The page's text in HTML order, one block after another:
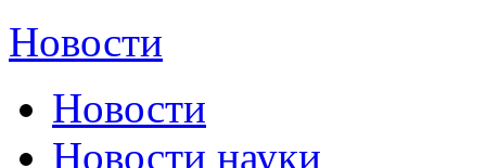
Новости
Новости
Новости науки